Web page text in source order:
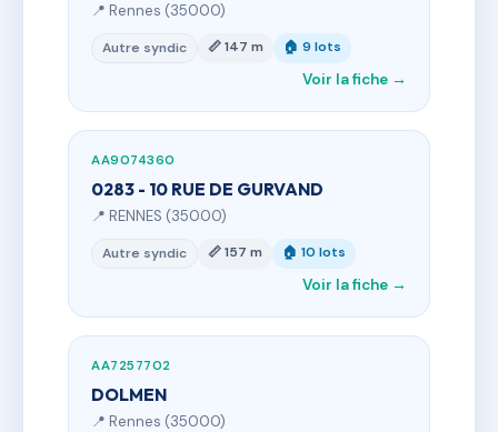
📍 Rennes (35000)
Autre syndic 📏 147 m 🏠 9 lots
Voir la fiche →
AA9074360
0283 - 10 RUE DE GURVAND
📍 RENNES (35000)
Autre syndic 📏 157 m 🏠 10 lots
Voir la fiche →
AA7257702
DOLMEN
📍 Rennes (35000)